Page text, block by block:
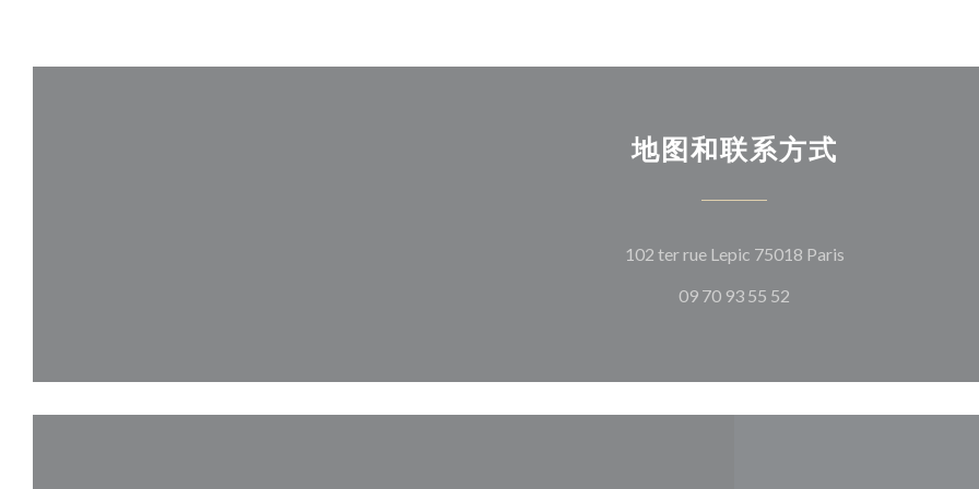
地图和联系方式
102 ter rue Lepic 75018 Paris((在新窗口中打
09 70 93 55 52